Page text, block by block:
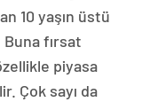
10 yaşın üstü
Buna fırsat
piyasa
Çok sayı da